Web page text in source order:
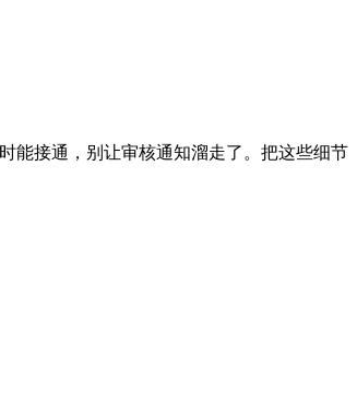
能接通，别让审核通知溜走了。把这些细节